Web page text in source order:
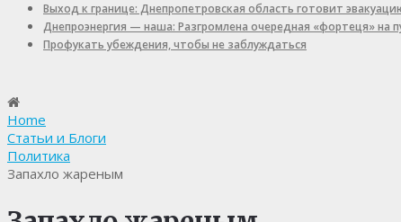
Выход к границе: Днепропетровская область готовит
Днепроэнергия — наша: Разгромлена очередная «фортеця» на
Профукать убеждения, чтобы не заблуждаться
Home
Статьи и Блоги
Политика
Запахло жареным